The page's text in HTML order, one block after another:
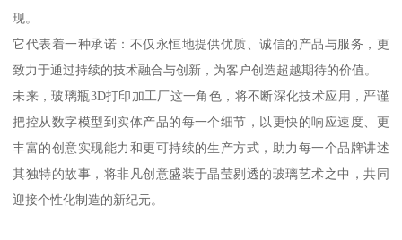
现。
它代表着一种承诺：不仅永恒地提供优质、诚信的产品与服务，更
致力于通过持续的技术融合与创新，为客户创造超越期待的价值。
未来，玻璃瓶3D打印加工厂这一角色，将不断深化技术应用，严谨
把控从数字模型到实体产品的每一个细节，以更快的响应速度、更
丰富的创意实现能力和更可持续的生产方式，助力每一个品牌讲述
其独特的故事，将非凡创意盛装于晶莹剔透的玻璃艺术之中，共同
迎接个性化制造的新纪元。